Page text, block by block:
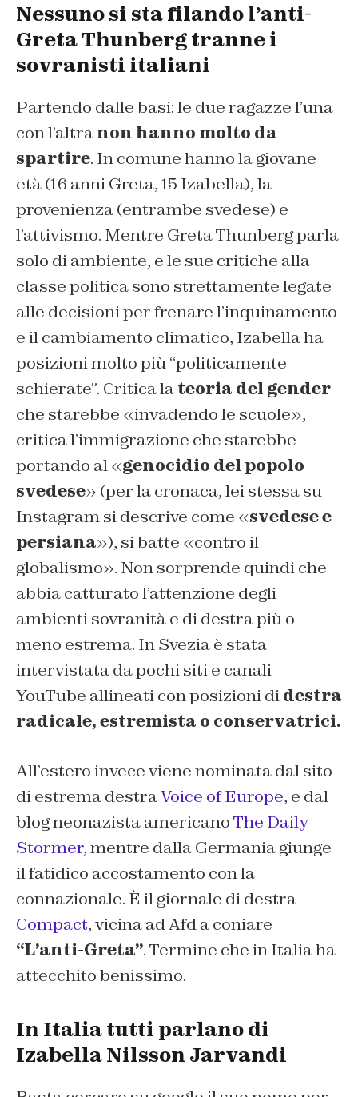
Nessuno si sta filando l’anti-
Greta Thunberg tranne i
sovranisti italiani
Partendo dalle basi: le due ragazze l’una
con l’altranon hanno molto da
spartire. In comune hanno la giovane
età (16 anni Greta, 15 Izabella), la
provenienza (entrambe svedese) e
l’attivismo. Mentre Greta Thunberg parla
solo di ambiente, e le sue critiche alla
classe politica sono strettamente legate
alle decisioni per frenare l’inquinamento
e il cambiamento climatico, Izabella ha
posizioni molto più “politicamente
schierate”. Critica lateoria del gender
che starebbe «invadendo le scuole»,
critica l’immigrazione che starebbe
portando al «genocidio del popolo
svedese» (per la cronaca, lei stessa su
Instagram si descrive come «svedese e
persiana»), si batte «contro il
globalismo». Non sorprende quindi che
abbia catturato l’attenzione degli
ambienti sovranità e di destra più o
meno estrema. In Svezia è stata
intervistata da pochi siti e canali
YouTube allineati con posizioni didestra
radicale, estremista o conservatrici.
All’estero invece viene nominata dal sito
di estrema destraVoice of Europe, e dal
blog neonazista americanoThe Daily
Stormer,mentre dalla Germania giunge
il fatidico accostamento con la
connazionale. È il giornale di destra
Compact,vicina ad Afd a coniare
“L’anti-Greta”. Termine che in Italia ha
attecchito benissimo.
In Italia tutti parlano di
Izabella Nilsson Jarvandi